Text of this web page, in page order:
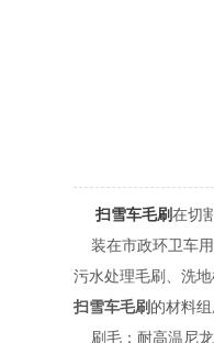
扫雪车毛刷在切
装在市政环卫车用
污水处理毛刷、洗
扫雪车毛刷的材料组
刷毛：耐高温尼